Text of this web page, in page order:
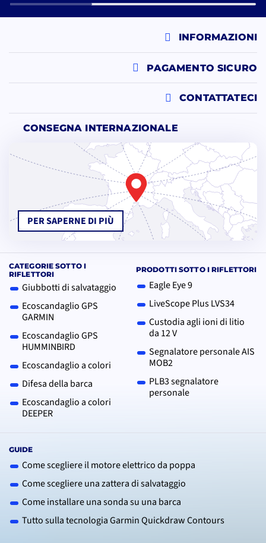
INFORMAZIONI
CATEGORIE SOTTO I
RIFLETTORI
Giubbotti di salvataggio
Ecoscandaglio GPS
GARMIN
Ecoscandaglio GPS
HUMMINBIRD
Ecoscandaglio a colori
Difesa della barca
Ecoscandaglio a colori
DEEPER
PRODOTTI SOTTO I RIFLETTORI
Eagle Eye 9
LiveScope Plus LVS34
Custodia agli ioni di litio
da 12 V
Segnalatore personale AIS
MOB2
PLB3 segnalatore
personale
GUIDE
Come scegliere il motore elettrico da poppa
Come scegliere una zattera di salvataggio
Come installare una sonda su una barca
Tutto sulla tecnologia Garmin Quickdraw Contours
CONSEGNA INTERNAZIONALE
PER SAPERNE DI PIÙ
CONTATTATECI
PAGAMENTO SICURO